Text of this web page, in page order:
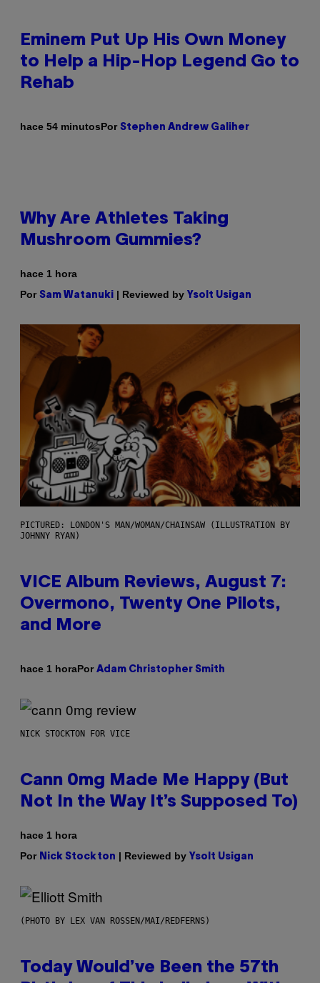
Eminem Put Up His Own Money
to Help a Hip-Hop Legend Go to
Rehab
hace 54 minutosPor Stephen Andrew Galiher
Why Are Athletes Taking
Mushroom Gummies?
hace 1 hora
Por Sam Watanuki | Reviewed by Ysolt Usigan
PICTURED: LONDON'S MAN/WOMAN/CHAINSAW (ILLUSTRATION BY
JOHNNY RYAN)
VICE Album Reviews, August 7:
Overmono, Twenty One Pilots,
and More
hace 1 horaPor Adam Christopher Smith
NICK STOCKTON FOR VICE
Cann 0mg Made Me Happy (But
Not In the Way It’s Supposed To)
hace 1 hora
Por Nick Stockton | Reviewed by Ysolt Usigan
(PHOTO BY LEX VAN ROSSEN/MAI/REDFERNS)
Today Would’ve Been the 57th